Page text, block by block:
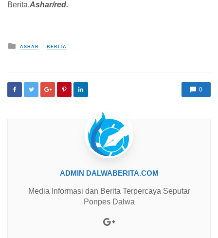
Berita.Ashar/red.
Posted in
ASHAR BERITA
0
ADMIN DALWABERITA.COM
Media Informasi dan Berita Terpercaya Seputar
Ponpes Dalwa
Google+